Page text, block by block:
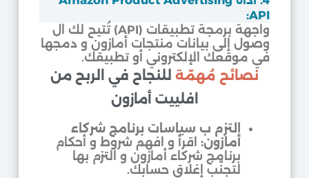
API:
واجهة برمجة تطبيقات (API) تُتيح لك ال
وصول إلى بيانات منتجات أمازون و دمجها
في موقعك الإلكتروني أو تطبيقك.
نصائح مُهمّة للنجاح في الربح من
افلييت أمازون
التزم ب سياسات برنامج شركاء
أمازون: اقرأ و افهم شروط و أحكام
برنامج شركاء أمازون و التزم بها
لتجنّب إغلاق حسابك.